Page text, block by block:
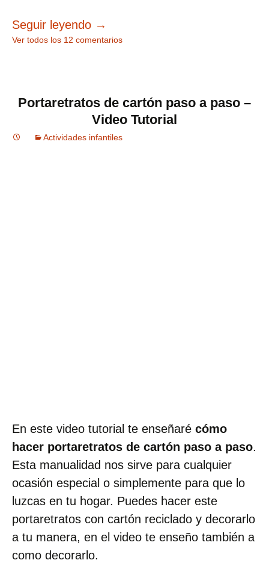
Seguir leyendo 12 Actividades para el
→
Ver todos los 12 comentarios
Portaretratos de cartón paso a paso –
Video Tutorial
Actividades infantiles
En este video tutorial te enseñaré cómo
hacer portaretratos de cartón paso a paso.
Esta manualidad nos sirve para cualquier
ocasión especial o simplemente para que lo
luzcas en tu hogar. Puedes hacer este
portaretratos con cartón reciclado y decorarlo
a tu manera, en el video te enseño también a
como decorarlo.